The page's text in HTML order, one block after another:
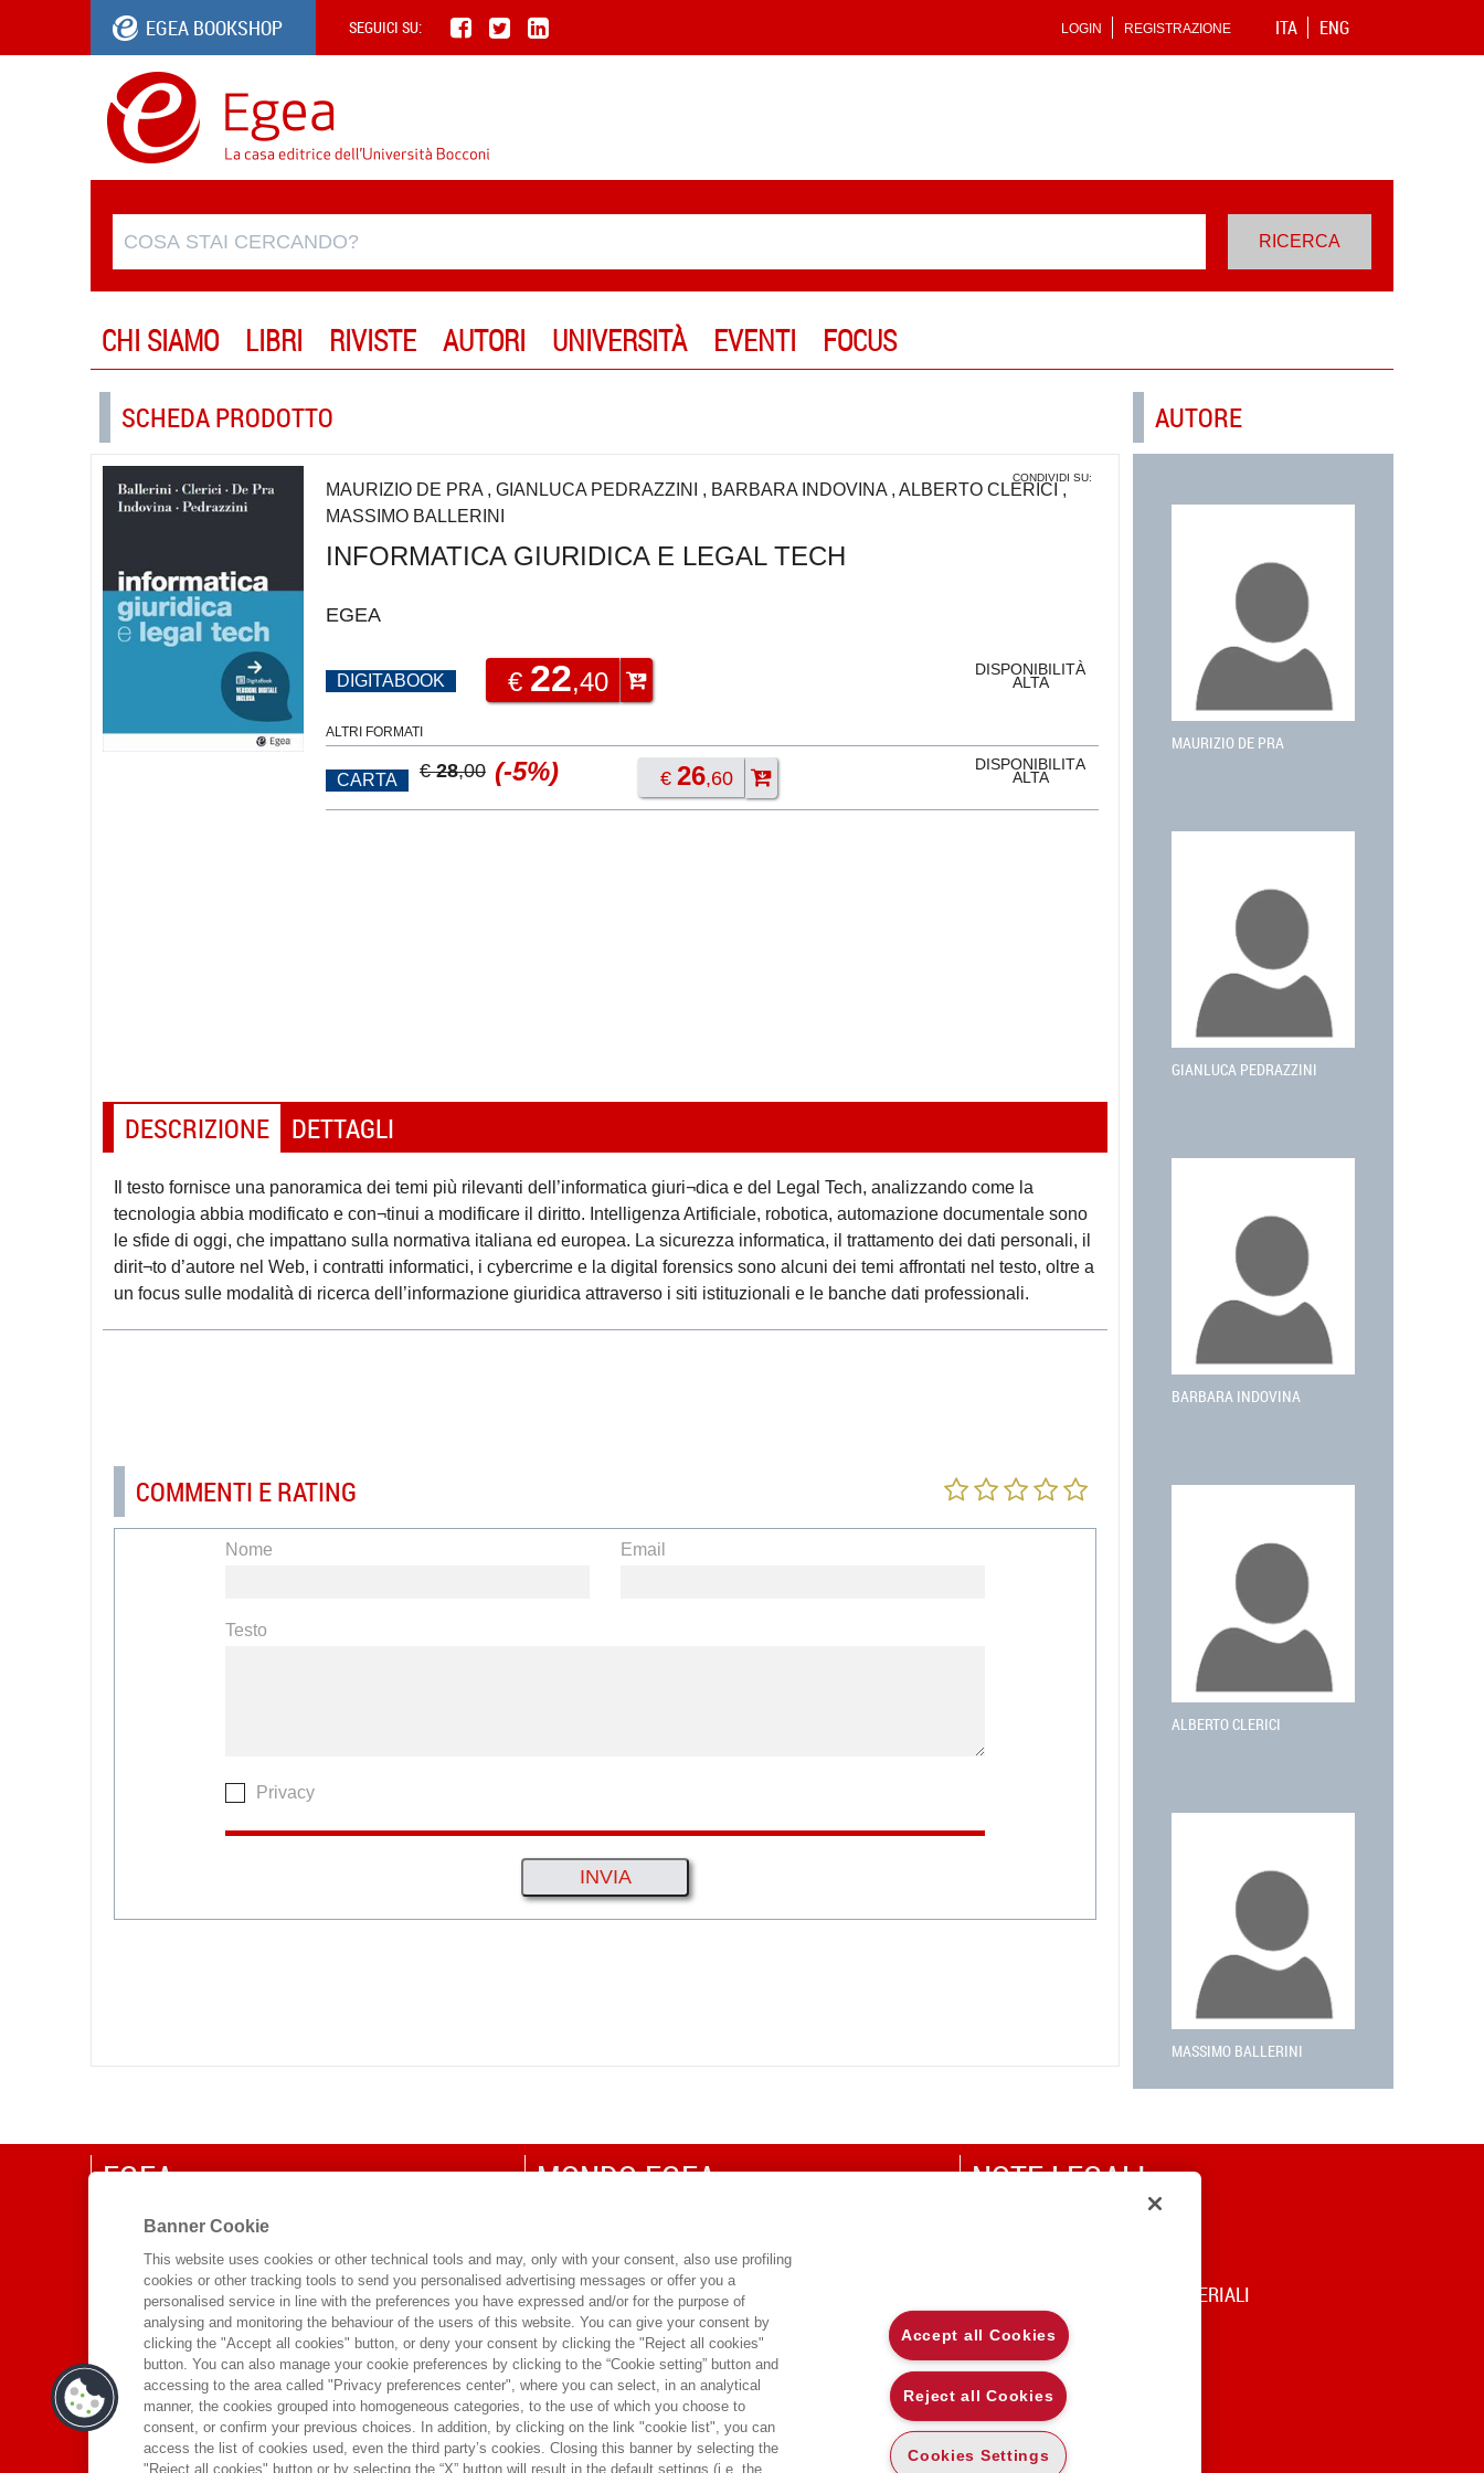
EGEA BOOKSHOP SEGUICI SU: ITA ENG
LOGIN REGISTRAZIONE
CHI SIAMO LIBRI RIVISTE AUTORI UNIVERSITÀ EVENTI FOCUS
SCHEDA PRODOTTO
CONDIVIDI SU:
MAURIZIO DE PRA ,GIANLUCA PEDRAZZINI , BARBARA INDOVINA ,ALBERTO CLERICI ,
MASSIMO BALLERINI
INFORMATICA GIURIDICA E LEGAL TECH
EGEA
DIGITABOOK € 22,40 DISPONIBILITÀ
ALTA
ALTRI FORMATI
CARTA €28,00 (-5%) €26,60
DISPONIBILITÀ
ALTA
DESCRIZIONE DETTAGLI
Il testo fornisce una panoramica dei temi più rilevanti dell’informatica giuri¬dica e del Legal Tech, analizzando come la
tecnologia abbia modificato e con¬tinui a modificare il diritto. Intelligenza Artificiale, robotica, automazione documentale sono
le sfide di oggi, che impattano sulla normativa italiana ed europea. La sicurezza informatica, il trattamento dei dati personali, il
dirit¬to d’autore nel Web, i contratti informatici, i cybercrime e la digital forensics sono alcuni dei temi affrontati nel testo, oltre a
un focus sulle modalità di ricerca dell’informazione giuridica attraverso i siti istituzionali e le banche dati professionali.
COMMENTI E RATING
Nome Email
Testo
Privacy
AUTORE
MAURIZIO DE PRA
GIANLUCA PEDRAZZINI
BARBARA INDOVINA
ALBERTO CLERICI
MASSIMO BALLERINI
EGEA
CHI SIAMO
COMITATO SCIENTIFICO
CODICE ETICO
WHISTLEBLOWING
CONTATTI
DISTRIBUZIONE
PRESTITO DIGITALE
MONDO EGEA
SDA BOCCONI SCHOOL OF MANAGEMENT
NOTE LEGALI
CODICE DI UTILIZZO DEI MATERIALI
Banner Cookie
This website uses cookies or other technical tools and may, only with your consent, also use profiling
cookies or other tracking tools to send you personalised advertising messages or offer you a
personalised service in line with the preferences you have expressed and/or for the purpose of
analysing and monitoring the behaviour of the users of this website. You can give your consent by
clicking the "Accept all cookies" button, or deny your consent by clicking the "Reject all cookies"
button. You can also manage your cookie preferences by clicking to the “Cookie setting” button and
accessing to the area called "Privacy preferences center", where you can select, in an analytical
manner, the cookies grouped into homogeneous categories, to the use of which you choose to
consent, or confirm your previous choices. In addition, by clicking on the link "cookie list", you can
access the list of cookies used, even the third party’s cookies. Closing this banner by selecting the
"Reject all cookies" button or by selecting the “X” button will result in the default settings (i.e. the
Accept all Cookies
Reject all Cookies
Cookies Settings